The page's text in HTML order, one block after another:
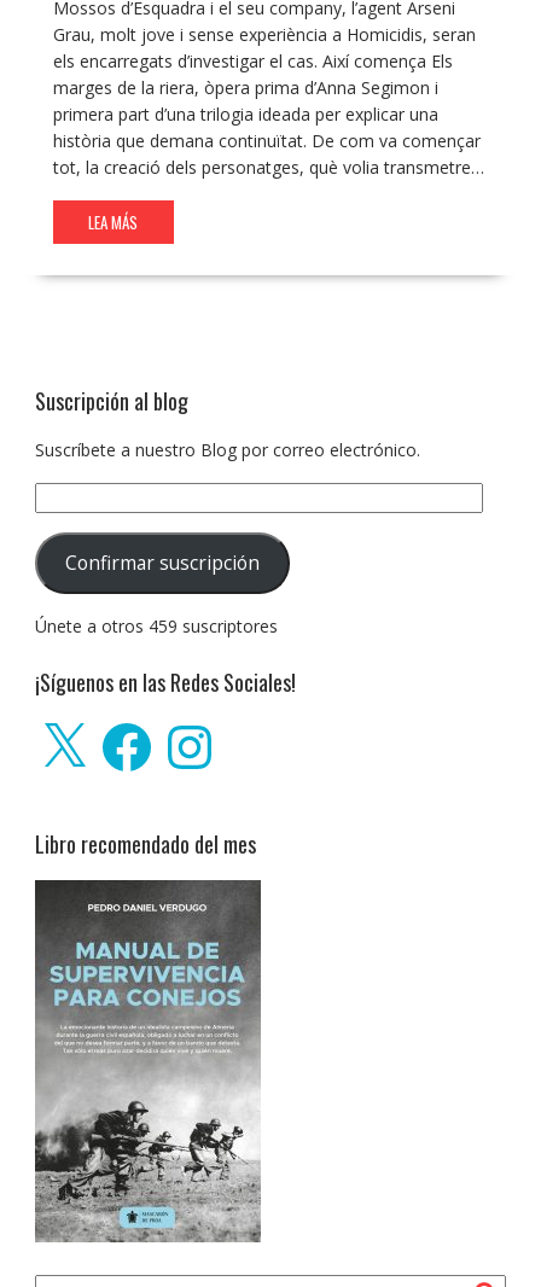
Mossos d’Esquadra i el seu company, l’agent Arseni
Grau, molt jove i sense experiència a Homicidis, seran
els encarregats d’investigar el cas. Així comença Els
marges de la riera, òpera prima d’Anna Segimon i
primera part d’una trilogia ideada per explicar una
història que demana continuïtat. De com va començar
tot, la creació dels personatges, què volia transmetre…
LEA MÁS
Suscripción al blog
Suscríbete a nuestro Blog por correo electrónico.
de
correo
electrónico:
Confirmar suscripción
Únete a otros 459 suscriptores
¡Síguenos en las Redes Sociales!
FacebookInstagram
Libro recomendado del mes